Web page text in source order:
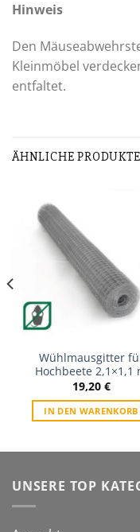
Hinweis
Den
Kleinmöbel
entfaltet.
ÄHNLICHE PRODUKTE
Wühlmausgitter
Hochbeete 2,1×1,1
19,20 €
IN DEN WARENKORB
UNSERE TOP